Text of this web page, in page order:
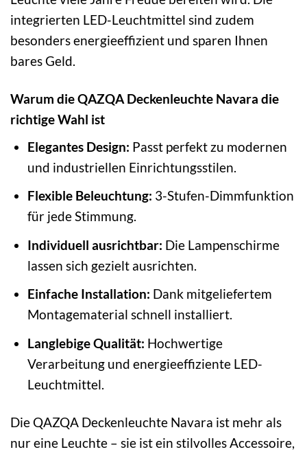
integrierten LED-Leuchtmittel sind zudem
besonders energieeffizient und sparen Ihnen
bares Geld.
Warum die QAZQA Deckenleuchte Navara die
richtige Wahl ist
Elegantes Design: Passt perfekt zu modernen
und industriellen Einrichtungsstilen.
Flexible Beleuchtung: 3-Stufen-Dimmfunktion
für jede Stimmung.
Individuell ausrichtbar: Die Lampenschirme
lassen sich gezielt ausrichten.
Einfache Installation: Dank mitgeliefertem
Montagematerial schnell installiert.
Langlebige Qualität: Hochwertige
Verarbeitung und energieeffiziente LED-
Leuchtmittel.
Die QAZQA Deckenleuchte Navara ist mehr als
nur eine Leuchte – sie ist ein stilvolles Accessoire,